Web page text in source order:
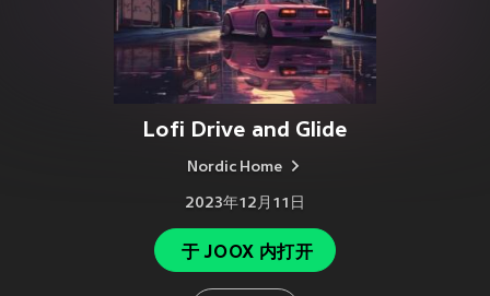
Lofi Drive and Glide
Nordic Home
2023年12月11日
于 JOOX 内打开